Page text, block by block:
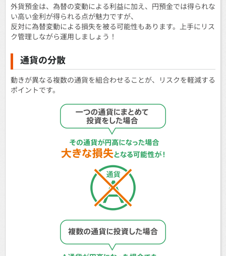
外貨預金は、為替の変動による利益に加え、円預金では得られな
い高い金利が得られる点が魅力ですが、
反対に為替変動による損失を被る可能性もあります。上手にリス
ク管理しながら運用しましょう！
通貨の分散
動きが異なる複数の通貨を組合わせることが、リスクを軽減する
ポイントです。